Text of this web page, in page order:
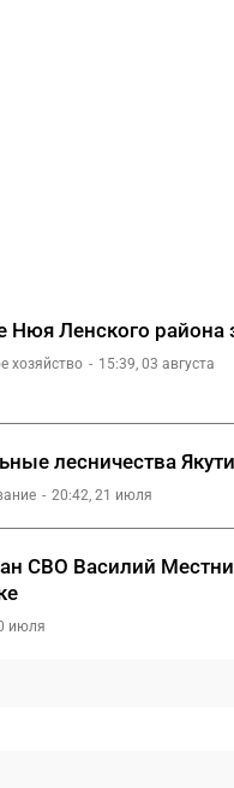
Нюя Ленского
хозяйство 15:39, 03 августа
лесничества
20:42, 21 июля
СВО Василий
июля